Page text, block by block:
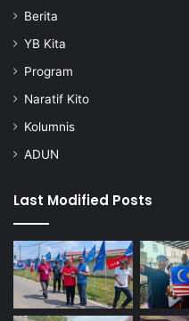
Berita
YB Kita
Program
Naratif Kito
Kolumnis
ADUN
Last Modified Posts